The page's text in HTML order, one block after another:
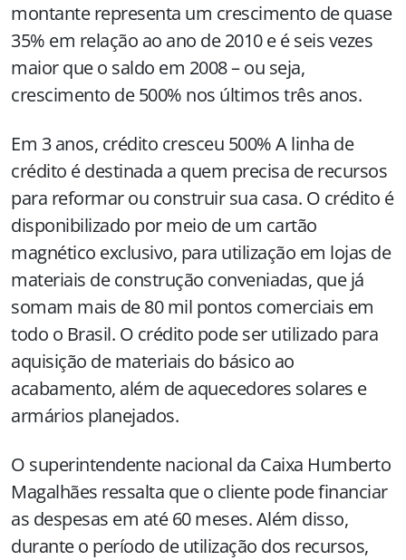
montante representa um crescimento de quase
35% em relação ao ano de 2010 e é seis vezes
maior que o saldo em 2008 – ou seja,
crescimento de 500% nos últimos três anos.
Em 3 anos, crédito cresceu 500% A linha de
crédito é destinada a quem precisa de recursos
para reformar ou construir sua casa. O crédito é
disponibilizado por meio de um cartão
magnético exclusivo, para utilização em lojas de
materiais de construção conveniadas, que já
somam mais de 80 mil pontos comerciais em
todo o Brasil. O crédito pode ser utilizado para
aquisição de materiais do básico ao
acabamento, além de aquecedores solares e
armários planejados.
O superintendente nacional da Caixa Humberto
Magalhães ressalta que o cliente pode financiar
as despesas em até 60 meses. Além disso,
durante o período de utilização dos recursos,